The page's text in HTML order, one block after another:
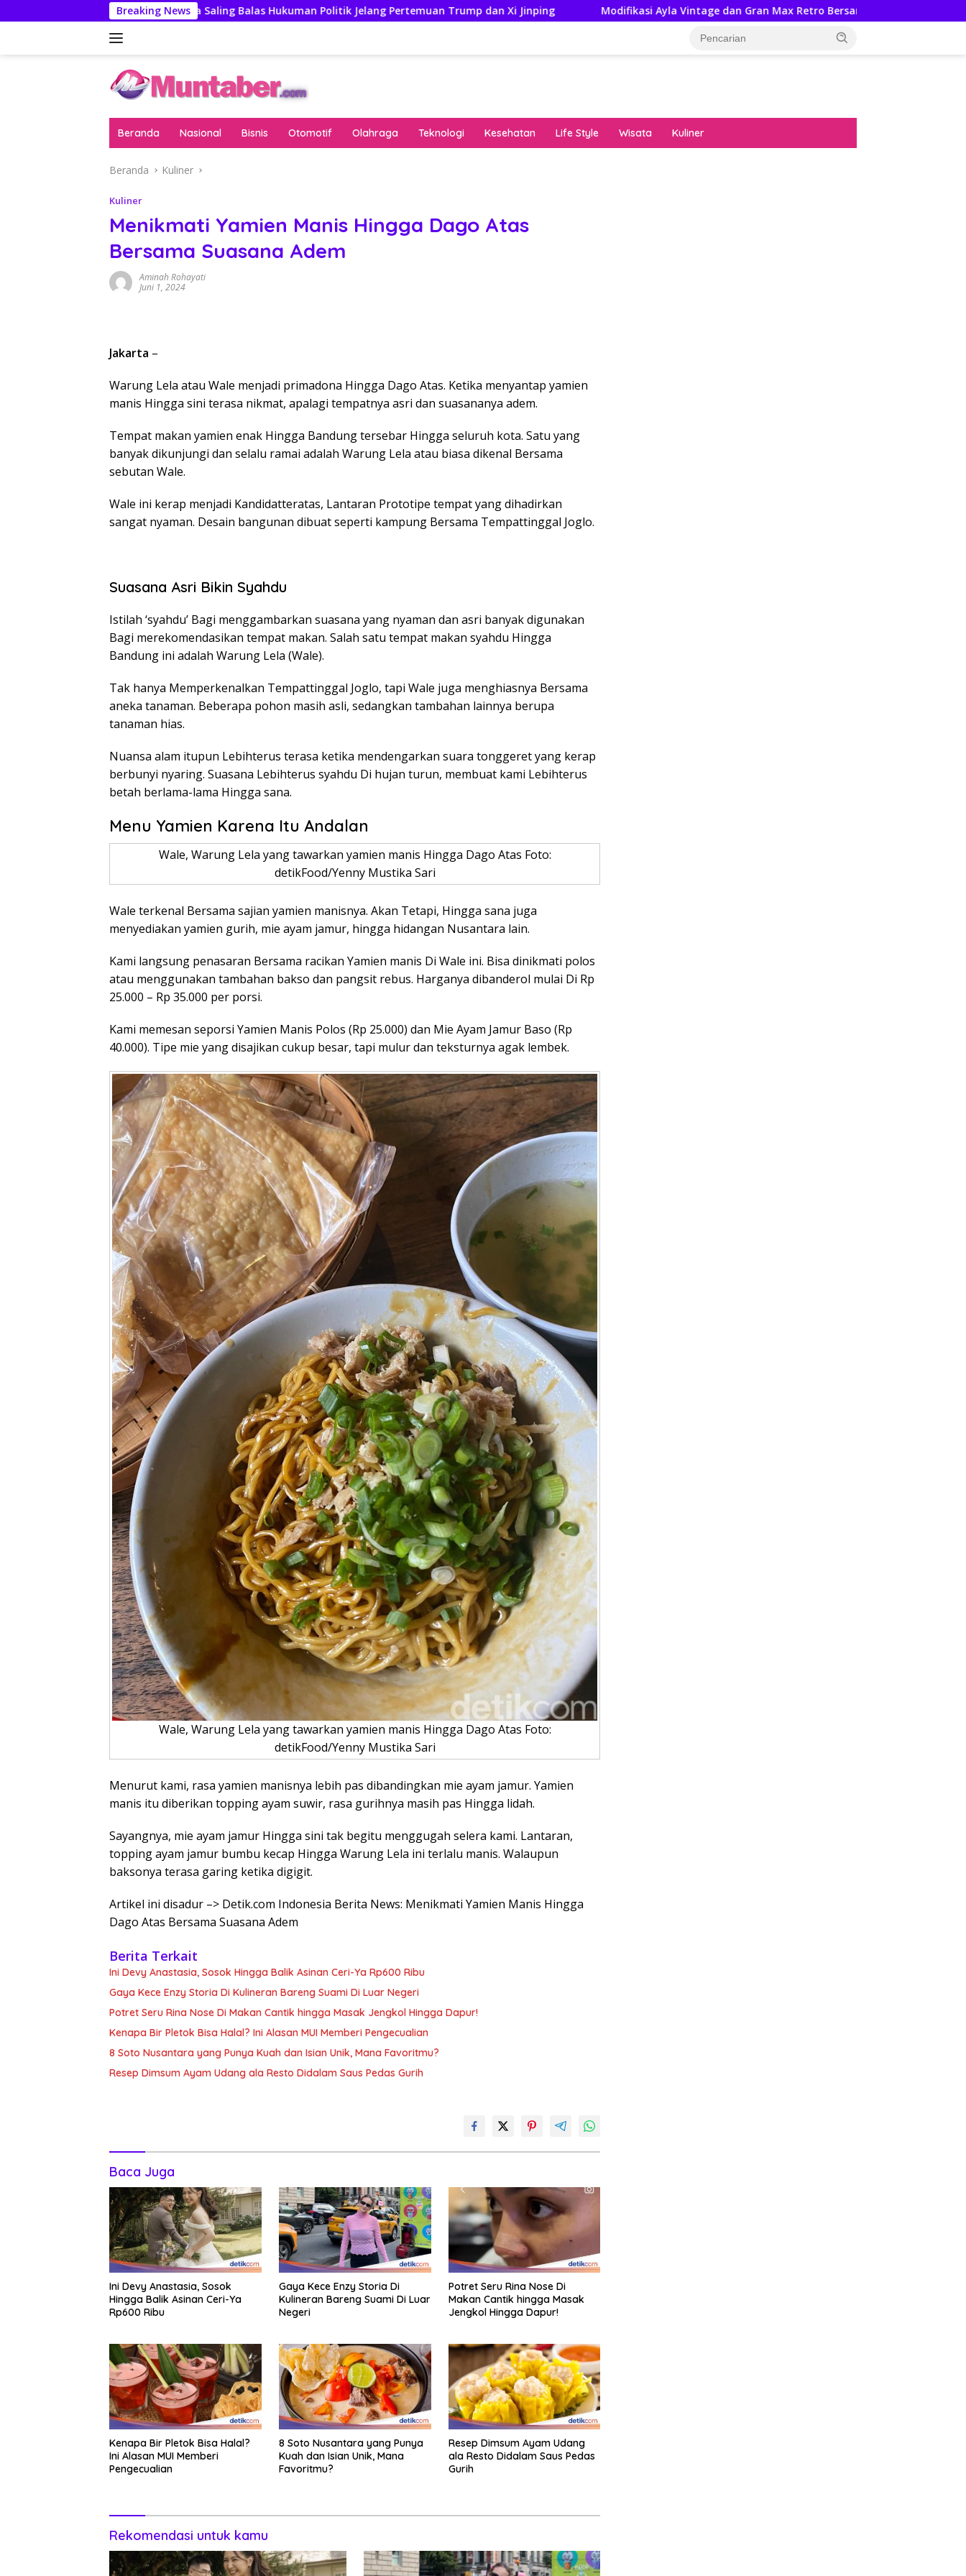
ke
Breaking News
AS-China Saling Balas Hukuman Politik Jelang Pertemuan Trump dan Xi Jinping Modifikasi Ayla Vintage dan Gran Max Retro Bersama Sebab Itu Hadiah Undian Daihatsu
Beranda Nasional Bisnis Otomotif Olahraga Teknologi Kesehatan Life Style Wisata Kuliner
Beranda Kuliner
Kuliner
Menikmati Yamien Manis Hingga Dago Atas
Bersama Suasana Adem
Aminah Rohayati
Juni 1, 2024
Jakarta –
Warung Lela atau Wale menjadi primadona Hingga Dago Atas. Ketika menyantap yamien
manis Hingga sini terasa nikmat, apalagi tempatnya asri dan suasananya adem.
Tempat makan yamien enak Hingga Bandung tersebar Hingga seluruh kota. Satu yang
banyak dikunjungi dan selalu ramai adalah Warung Lela atau biasa dikenal Bersama
sebutan Wale.
Wale ini kerap menjadi Kandidatteratas, Lantaran Prototipe tempat yang dihadirkan
sangat nyaman. Desain bangunan dibuat seperti kampung Bersama Tempattinggal Joglo.
Suasana Asri Bikin Syahdu
Istilah ‘syahdu’ Bagi menggambarkan suasana yang nyaman dan asri banyak digunakan
Bagi merekomendasikan tempat makan. Salah satu tempat makan syahdu Hingga
Bandung ini adalah Warung Lela (Wale).
Tak hanya Memperkenalkan Tempattinggal Joglo, tapi Wale juga menghiasnya Bersama
aneka tanaman. Beberapa pohon masih asli, sedangkan tambahan lainnya berupa
tanaman hias.
Nuansa alam itupun Lebihterus terasa ketika mendengarkan suara tonggeret yang kerap
berbunyi nyaring. Suasana Lebihterus syahdu Di hujan turun, membuat kami Lebihterus
betah berlama-lama Hingga sana.
Menu Yamien Karena Itu Andalan
Wale, Warung Lela yang tawarkan yamien manis Hingga Dago Atas Foto:
detikFood/Yenny Mustika Sari
Wale terkenal Bersama sajian yamien manisnya. Akan Tetapi, Hingga sana juga
menyediakan yamien gurih, mie ayam jamur, hingga hidangan Nusantara lain.
Kami langsung penasaran Bersama racikan Yamien manis Di Wale ini. Bisa dinikmati polos
atau menggunakan tambahan bakso dan pangsit rebus. Harganya dibanderol mulai Di Rp
25.000 – Rp 35.000 per porsi.
Kami memesan seporsi Yamien Manis Polos (Rp 25.000) dan Mie Ayam Jamur Baso (Rp
40.000). Tipe mie yang disajikan cukup besar, tapi mulur dan teksturnya agak lembek.
Wale, Warung Lela yang tawarkan yamien manis Hingga Dago Atas Foto:
detikFood/Yenny Mustika Sari
Menurut kami, rasa yamien manisnya lebih pas dibandingkan mie ayam jamur. Yamien
manis itu diberikan topping ayam suwir, rasa gurihnya masih pas Hingga lidah.
Sayangnya, mie ayam jamur Hingga sini tak begitu menggugah selera kami. Lantaran,
topping ayam jamur bumbu kecap Hingga Warung Lela ini terlalu manis. Walaupun
baksonya terasa garing ketika digigit.
Artikel ini disadur –> Detik.com Indonesia Berita News: Menikmati Yamien Manis Hingga
Dago Atas Bersama Suasana Adem
Berita Terkait
Ini Devy Anastasia, Sosok Hingga Balik Asinan Ceri-Ya Rp600 Ribu
Gaya Kece Enzy Storia Di Kulineran Bareng Suami Di Luar Negeri
Potret Seru Rina Nose Di Makan Cantik hingga Masak Jengkol Hingga Dapur!
Kenapa Bir Pletok Bisa Halal? Ini Alasan MUI Memberi Pengecualian
8 Soto Nusantara yang Punya Kuah dan Isian Unik, Mana Favoritmu?
Resep Dimsum Ayam Udang ala Resto Didalam Saus Pedas Gurih
Baca Juga
Ini Devy Anastasia, Sosok
Hingga Balik Asinan Ceri-Ya
Rp600 Ribu
Gaya Kece Enzy Storia Di
Kulineran Bareng Suami Di Luar
Negeri
Potret Seru Rina Nose Di
Makan Cantik hingga Masak
Jengkol Hingga Dapur!
Kenapa Bir Pletok Bisa Halal?
Ini Alasan MUI Memberi
Pengecualian
8 Soto Nusantara yang Punya
Kuah dan Isian Unik, Mana
Favoritmu?
Resep Dimsum Ayam Udang
ala Resto Didalam Saus Pedas
Gurih
Rekomendasi untuk kamu